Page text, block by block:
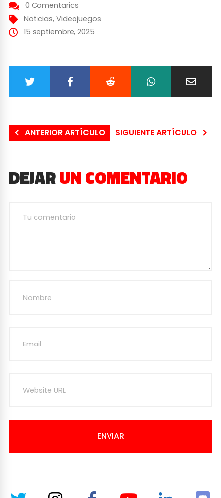
0 Comentarios
Noticias, Videojuegos
15 septiembre, 2025
ANTERIOR ARTÍCULO SIGUIENTE ARTÍCULO
DEJARUN COMENTARIO
ENVIAR